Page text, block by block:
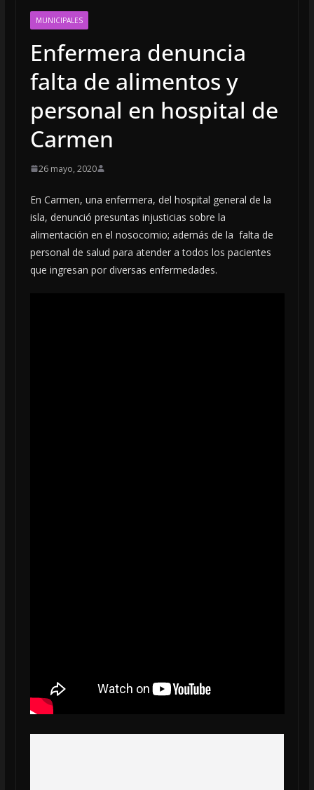
MUNICIPALES
Enfermera denuncia
falta de alimentos y
personal en hospital de
Carmen
26 mayo, 2020
En Carmen, una enfermera, del hospital general de la
isla, denunció presuntas injusticias sobre la
alimentación en el nosocomio; además de la falta de
personal de salud para atender a todos los pacientes
que ingresan por diversas enfermedades.